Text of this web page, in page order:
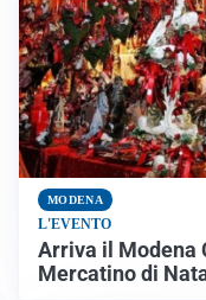
MODENA
L'EVENTO
Arriva il Modena
Mercatino di